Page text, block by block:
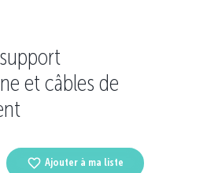
et câbles de
Ajouter à ma liste